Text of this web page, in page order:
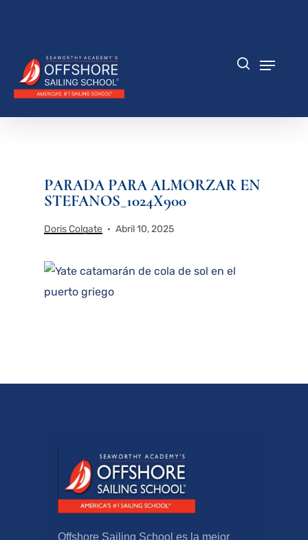
principal
PARADA PARA ALMORZAR EN
STEFANOS_1024X900
Doris Colgate Abril 10, 2025
Offshore Sailing School es la mejor
menú